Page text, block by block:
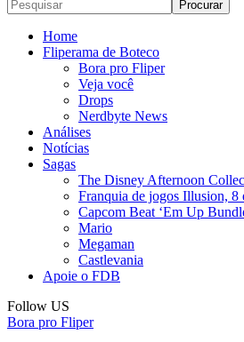
Home
Fliperama de Boteco
Bora pro Fliper
Veja você
Drops
Nerdbyte News
Análises
Notícias
Sagas
The Disney Afternoon
Franquia de jogos Illusion, 8
Capcom Beat ‘Em Up
Mario
Megaman
Castlevania
Apoie o FDB
Follow US
Bora pro Fliper